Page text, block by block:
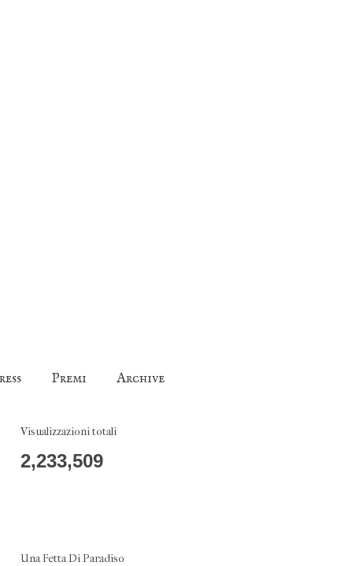
Premi Archive
Visualizzazioni totali
2,233,509
Una Fetta Di Paradiso